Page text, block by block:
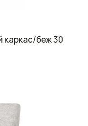
каркас/беж 30